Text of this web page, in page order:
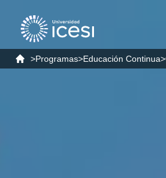
>Programas>Educación Continua>